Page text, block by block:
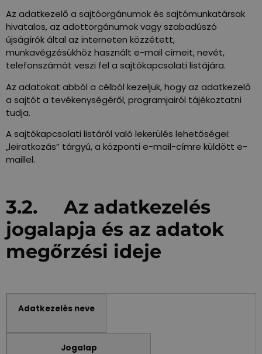
Az adatkezelő a sajtóorgánumok és sajtómunkatársak
hivatalos, az adottorgánumok vagy szabadúszó
újságírók által az interneten közzétett,
munkavégzésükhöz használt e-mail címeit, nevét,
telefonszámát veszi fel a sajtókapcsolati listájára.
Az adatokat abból a célból kezeljük, hogy az adatkezelő
a sajtót a tevékenységéről, programjairól tájékoztatni
tudja.
A sajtókapcsolati listáról való lekerülés lehetőségei:
„leiratkozás” tárgyú, a központi e-mail-címre küldött e-
maillel.
3.2. Az adatkezelés
jogalapja és az adatok
megőrzési ideje
Adatkezelés neve
Jogalap